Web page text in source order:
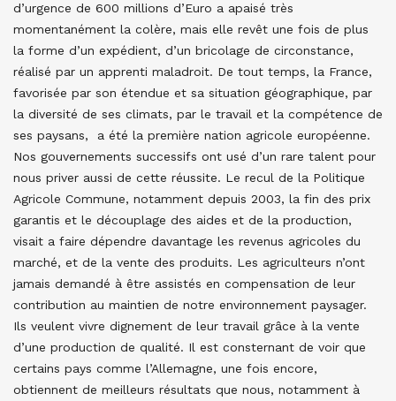
d’urgence de 600 millions d’Euro a apaisé très
momentanément la colère, mais elle revêt une fois de plus
la forme d’un expédient, d’un bricolage de circonstance,
réalisé par un apprenti maladroit. De tout temps, la France,
favorisée par son étendue et sa situation géographique, par
la diversité de ses climats, par le travail et la compétence de
ses paysans, a été la première nation agricole européenne.
Nos gouvernements successifs ont usé d’un rare talent pour
nous priver aussi de cette réussite. Le recul de la Politique
Agricole Commune, notamment depuis 2003, la fin des prix
garantis et le découplage des aides et de la production,
visait a faire dépendre davantage les revenus agricoles du
marché, et de la vente des produits. Les agriculteurs n’ont
jamais demandé à être assistés en compensation de leur
contribution au maintien de notre environnement paysager.
Ils veulent vivre dignement de leur travail grâce à la vente
d’une production de qualité. Il est consternant de voir que
certains pays comme l’Allemagne, une fois encore,
obtiennent de meilleurs résultats que nous, notamment à